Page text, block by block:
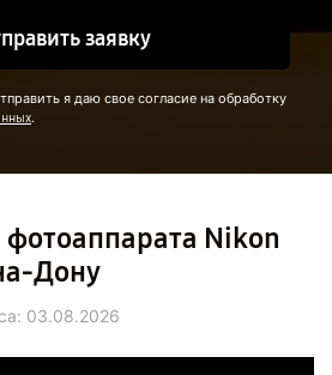
заявку
я даю свое согласие на обработку
.
Nikon
Дону
03.08.2026